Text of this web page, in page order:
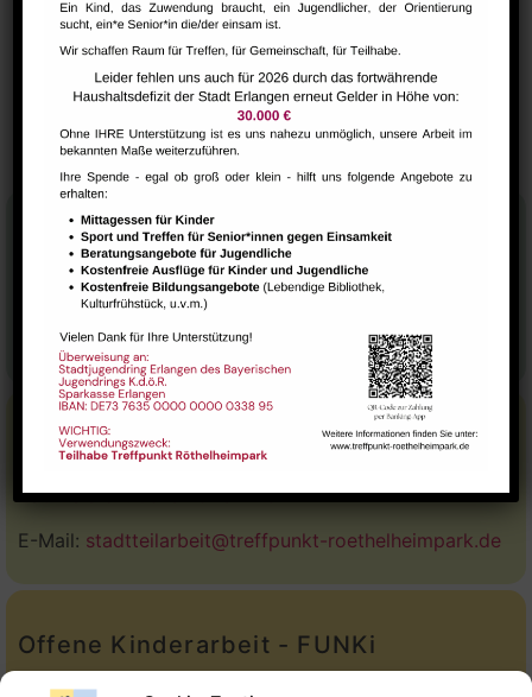
Eltern-Kind Raum
Morgentreff für
Menschen ab 60 Jahren
GESTALT – Bewegung für Körper,
Geist und Seele älterer Menschen
Stadtteilhaus
09131-9232777
E-Mail:leitung@treffpunkt-roethelheimpark.de
Stadtteilarbeit
Tel.:Telefon: 09131-9232779
E-Mail: stadtteilarbeit@treffpunkt-roethelheimpark.de
Offene Kinderarbeit - FUNKi